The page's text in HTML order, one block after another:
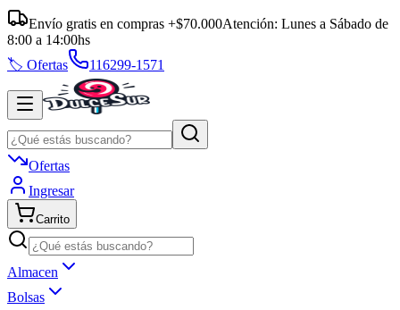
Envío gratis en compras +$70.000Atención: Lunes a Sábado de
8:00 a 14:00hs
🏷️ Ofertas
116299-1571
Ofertas
Ingresar
Carrito
Almacen
Bolsas